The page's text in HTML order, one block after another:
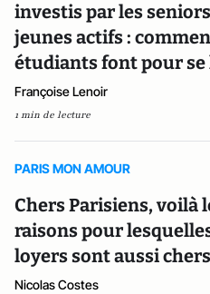
investis par les
jeunes actifs :
étudiants font pour se
Françoise Lenoir
1 min de lecture
PARIS MON AMOUR
Chers Parisiens, voilà
raisons pour
loyers sont aussi chers
Nicolas Costes